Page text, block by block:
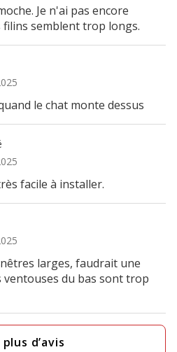
Je n'ai pas encore
filins semblent trop longs.
le chat monte dessus
facile à installer.
larges, faudrait une
du bas sont trop
d’avis